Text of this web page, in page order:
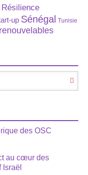
Résilience
up Sénégal Tunisie
des OSC
au cœur des
Israël